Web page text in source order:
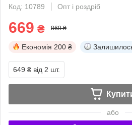
Код: 10789
Опт і роздріб
669 ₴ 869 ₴
Економія 200 ₴
649 ₴ від 2 шт.
або